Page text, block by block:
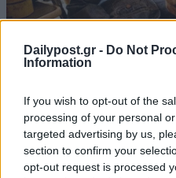
Dailypost.gr - Do Not
Information
If you wish to opt-out of the
processing of your personal
targeted advertising by us,
section to confirm your
opt-out request is processed